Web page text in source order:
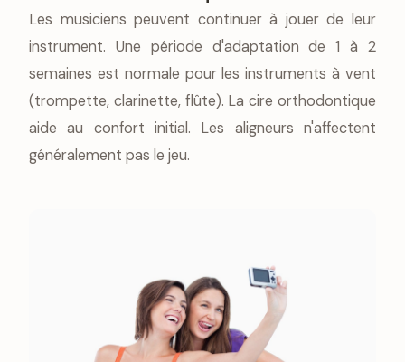
Les musiciens peuvent continuer à jouer de leur
instrument. Une période d'adaptation de 1 à 2
semaines est normale pour les instruments à vent
(trompette, clarinette, flûte). La cire orthodontique
aide au confort initial. Les aligneurs n'affectent
généralement pas le jeu.